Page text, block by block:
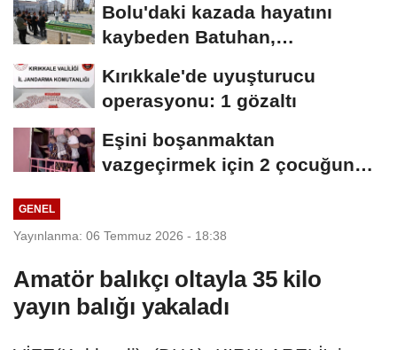
Bolu'daki kazada hayatını
kaybeden Batuhan,
Kırıkkale'de uyuşturucu
operasyonu: 1 gözaltı
Eşini boşanmaktan
vazgeçirmek için 2 çocuğunu
GENEL
Yayınlanma: 06 Temmuz 2026 - 18:38
Amatör balıkçı oltayla 35 kilo
yayın balığı yakaladı